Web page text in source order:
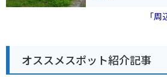
ルやマンゴーなどの果物
わえるレストランや、地
販売する農産物直売所が
周辺には、沖縄美ら海水族
ットも点在しているので、
すすめです。
「
オススメスポット紹介記事